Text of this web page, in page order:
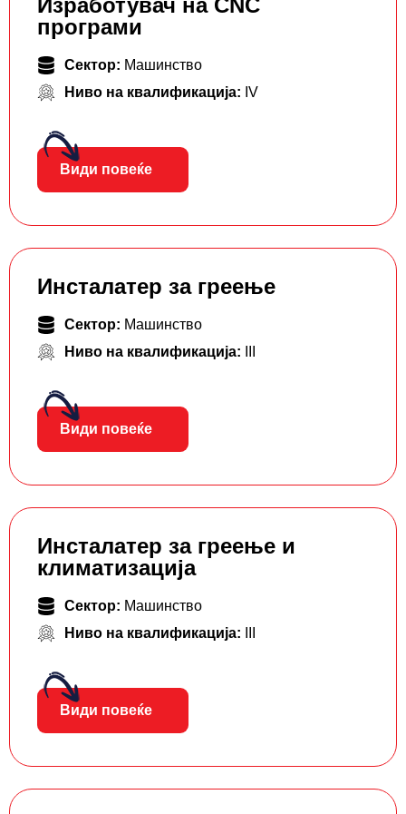
Изработувач на CNC
програми
Сектор: Машинство
Ниво на квалификација: IV
Види повеќе
Инсталатер за греење
Сектор: Машинство
Ниво на квалификација:
Види повеќе
Инсталатер за греење и
климатизација
Сектор: Машинство
Ниво на квалификација:
Види повеќе